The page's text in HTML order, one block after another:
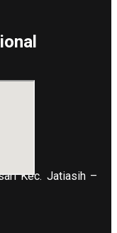
Kec. Jatiasih –